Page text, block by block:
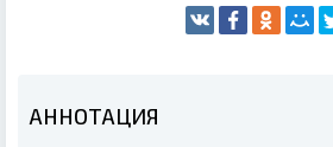
АННОТАЦИЯ